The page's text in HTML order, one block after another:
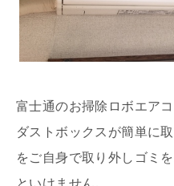
富士通のお掃除ロボエア
ダストボックスが簡単に
をご自身で取り外しゴミ
といけません。